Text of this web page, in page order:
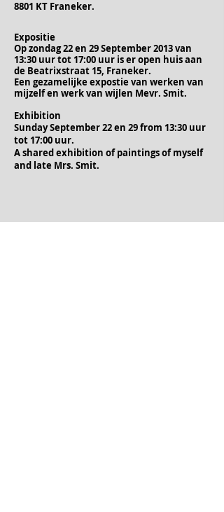
Expositie
Op zondag 22 en 29 September 2013 van
13:30 uur tot 17:00 uur is er open huis aan
de Beatrixstraat 15, Franeker.
Een gezamelijke expostie van werken van
mijzelf en werk van wijlen Mevr. Smit.
Exhibition
Sunday September 22 en 29 from 13:30 uur
tot 17:00 uur.
A shared exhibition of paintings of myself
and late Mrs. Smit.
8801 KT Franeker.